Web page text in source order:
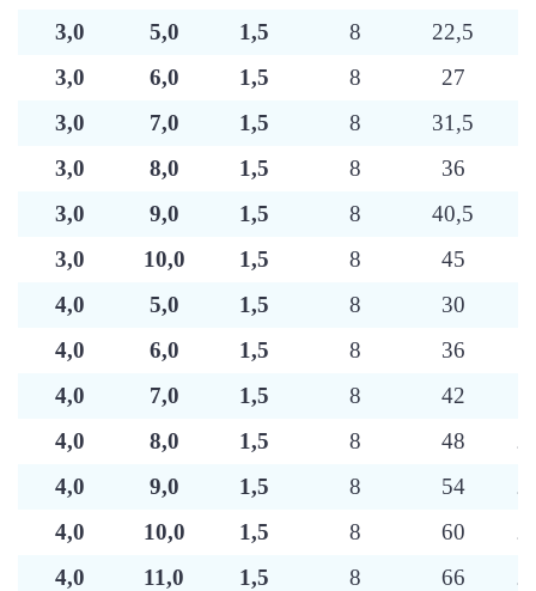
3,0
5,0 1,5 8 22,5
3,0
6,0 1,5 8 27
3,0
7,0 1,5 8 31,5
3,0
8,0 1,5 8 36
3,0
9,0 1,5 8 40,5
3,0
10,0 1,5 8 45
4,0
5,0 1,5 8 30
4,0
6,0 1,5 8 36
4,0
7,0 1,5 8 42
4,0
8,0 1,5 8 48
4,0
9,0 1,5 8 54
4,0
10,0 1,5 8 60
4,0
11,0 1,5 8 66